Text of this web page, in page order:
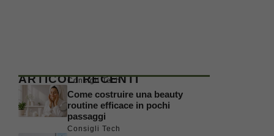
ARTICOLI RECENTI
Consigli Tech
Come costruire una beauty
routine efficace in pochi
passaggi
Consigli Tech